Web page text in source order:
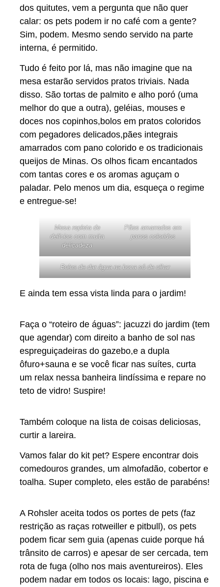
dos quitutes, vem a pergunta que não quer
calar: os pets podem ir no café com a gente?
Sim, podem. Mesmo sendo servido na parte
interna, é permitido.
Tudo é feito por lá, mas não imagine que na
mesa estarão servidos pratos triviais. Nada
disso. São tortas de palmito e alho poró (uma
melhor do que a outra), geléias, mouses e
doces nos copinhos,bolos em pratos coloridos
com pegadores delicados,pães integrais
amarrados com pano colorido e os tradicionais
queijos de Minas. Os olhos ficam encantados
com tantas cores e os aromas aguçam o
paladar. Pelo menos um dia, esqueça o regime
e entregue-se!
Mesa repleta de
delícias com muita
delicadeza
Pães amarrados em
panos coloridos
Bolos de dar água na boca só de olhar
E ainda tem essa vista linda para o jardim!
Faça o “roteiro de águas”: jacuzzi do jardim (tem
que agendar) com direito a banho de sol nas
espreguiçadeiras do gazebo,e a dupla
ôfuro+sauna e se você ficar nas suítes, curta
um relax nessa banheira lindíssima e repare no
teto de vidro! Suspire!
Também coloque na lista de coisas deliciosas,
curtir a lareira.
Vamos falar do kit pet? Espere encontrar dois
comedouros grandes, um almofadão, cobertor e
toalha. Super completo, eles estão de parabéns!
A Rohsler aceita todos os portes de pets (faz
restrição as raças rotweiller e pitbull), os pets
podem ficar sem guia (apenas cuide porque há
trânsito de carros) e apesar de ser cercada, tem
rota de fuga (olho nos mais aventureiros). Eles
podem nadar em todos os locais: lago, piscina e